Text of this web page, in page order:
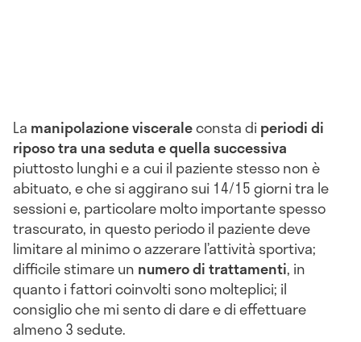
La manipolazione visceraleconsta di periodi di
riposo tra una seduta e quella successiva
piuttosto lunghi e a cui il paziente stesso non è
abituato, e che si aggirano sui 14/15 giorni tra le
sessioni e, particolare molto importante spesso
trascurato, in questo periodo il paziente deve
limitare al minimo o azzerare l’attività sportiva;
difficile stimare un numero di trattamenti, in
quanto i fattori coinvolti sono molteplici; il
consiglio che mi sento di dare e di effettuare
almeno 3 sedute.